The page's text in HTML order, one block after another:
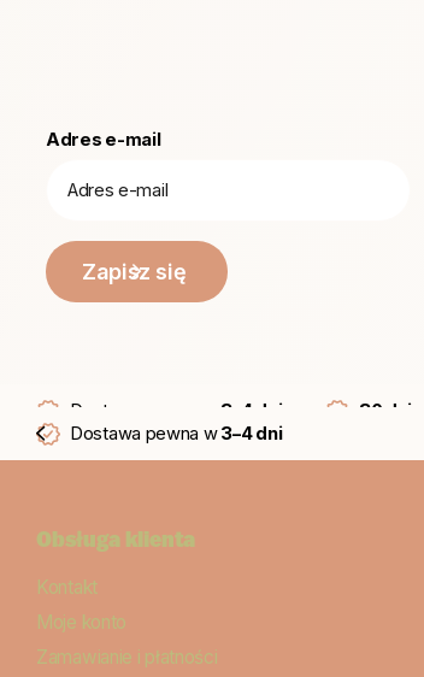
Adres e-mail
Zapisz się
Dostawa pewna w 3–4 dni 30 dni
Dostawa pewna w3–4 dni
Obsługa klienta
Kontakt
Moje konto
Zamawianie i płatności